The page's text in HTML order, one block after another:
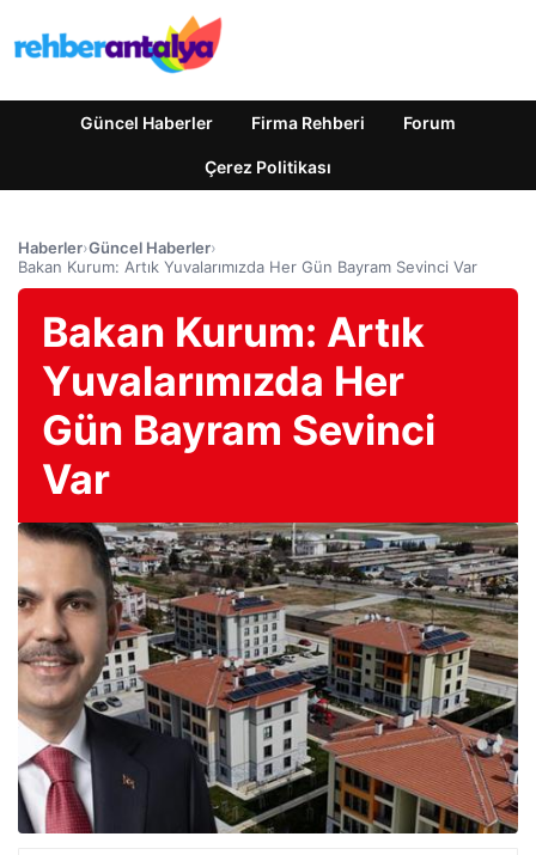
Güncel Haberler Firma Rehberi Forum
Çerez Politikası
Haberler›Güncel Haberler›
Bakan Kurum: Artık Yuvalarımızda Her Gün Bayram Sevinci Var
Bakan Kurum: Artık
Yuvalarımızda Her
Gün Bayram Sevinci
Var